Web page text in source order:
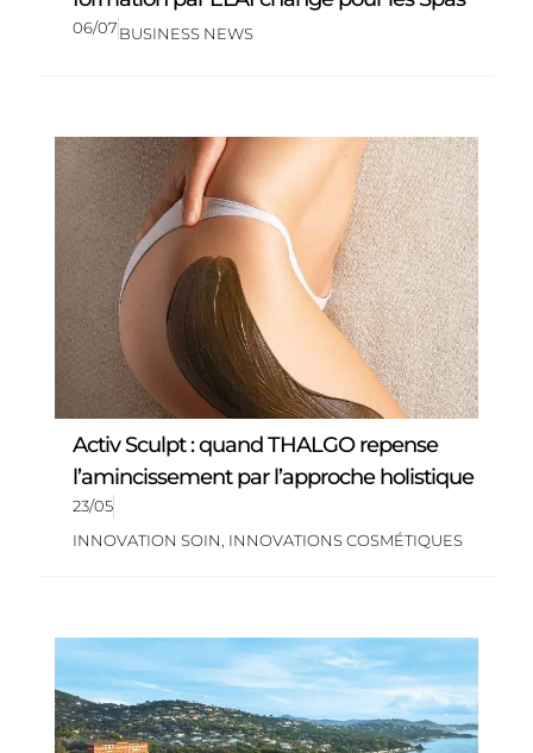
06/07BUSINESS NEWS
Activ Sculpt : quand THALGO repense
l’amincissement par l’approche holistique
23/05
INNOVATION SOIN INNOVATIONS COSMÉTIQUES